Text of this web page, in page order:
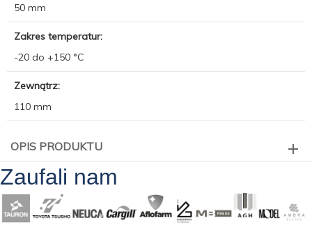
50 mm
Zakres temperatur:
-20 do +150 °C
Zewnątrz:
110 mm
OPIS PRODUKTU
Zaufali nam